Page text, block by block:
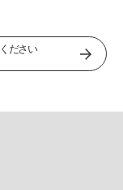
ださい